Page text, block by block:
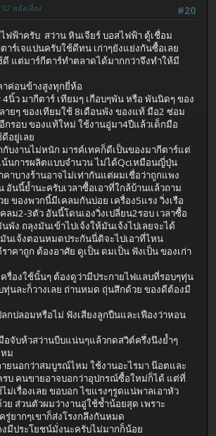
#20
หลังเที่ยง
ฟฟ้าครับ สว่าน หินเจียร์ บอสไฟฟ้า ตู้เชื่อม
ร์เจแปนครับใช้ดีทน เก่าๆยังแย่งกันซื้อเลย
แต่มาร์กีตาร์ทำตลาดได้มากกว่าจึงทำให้มี
ค่อนข้างสูงทุกยี่ห้อ
4นิ้ว มากีตาร์ เทียมๆ เกือบๆพัน หรือ พันนิดๆ ของ
ยๆ ของเทียมใช้ 8เดือนพัง ของแท้ มือ2 ซ่อม
รอบ ของแท้ใหม่ ใช้งานอู่มา4ปีแล้วเด็กมือ
อยู่เลย
กับงานไม่หนัก มารค์เทคก็ดีเป็นของมากีตาร์แต่
น้นการผลิตแบบจำนวน ไม่ได้Qcเหมือนญี่ปุ่น
คาบางร้านอาจไม่เท่ากันแต่ผมเชื่อว่าถูกแพง
อันนี้ย้ำนะครับเวลาซื้อเอาที่ใกล้บ้านแล้วถาม
ของพวกนี้มีเคลมกันบ่อย เครื่อง5แรง วิ่งเรือ
ลม2-3ตัว อันนี้โดนเองวิ่งเปลี่ยน2รอบ เวลาซื้อ
พัง ถลุงมันเข้าไปเจ้งให้มันเจ้งไปเลยจะได้
นเจ้งตอนหมดประกันนี่ดิจะไปเอาที่ไหน
าคาถูก ต้องอาศัย ดูเป็น ดมเป็น ฟังเป็น ของเก่า
ครื่องใช้นั้นๆ ต้องดูว่ามีประกายไฟแลบที่รอบๆทุ่น
นละก็วางเลย ถ่านหมด ถุ่นสึกด้วย ของดีต้องมี
กปลอมหรือไม่ ฟังเสียงลูกปืนและเฟืองว่าหอน
อจับห้วสว่านบีบแน่นๆแล้วกดสวิต์ครึ่งนึงย้ำๆ
หม
ยนอกว่าสมบูรณ์ไหม ใช้งานอะไรมา น๊อตและ
บ คนขายอาจบอกว่าอุปกรณ์ซื้อใหม่ก็ได้ แต่ที่
ม่เรื่องเลย ขอบอก ไขแรงๆรูดแน่พาลเอาหัว
ย ส่วนตัวผมว่างานอู่ใช้ช้ำน้อยสุด เพราะ
รู่ยากๆเขาก็ส่งโรงกลึงกันหมด
มีประโยชน์มั่งนะครับไม่มากก็น้อย